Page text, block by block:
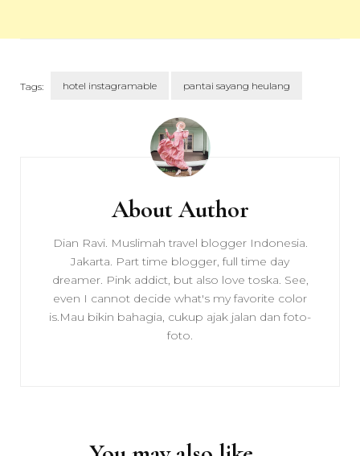
Tags: hotel instagramable pantai sayang heulang
About Author
Dian Ravi. Muslimah travel blogger Indonesia.
Jakarta. Part time blogger, full time day
dreamer. Pink addict, but also love toska. See,
even I cannot decide what's my favorite color
is.Mau bikin bahagia, cukup ajak jalan dan foto-
foto.